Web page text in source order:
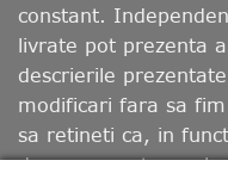
constant.
livrate pot prezenta
descrierile
modificari fara sa
sa retineti ca, in
dumneavoastra,